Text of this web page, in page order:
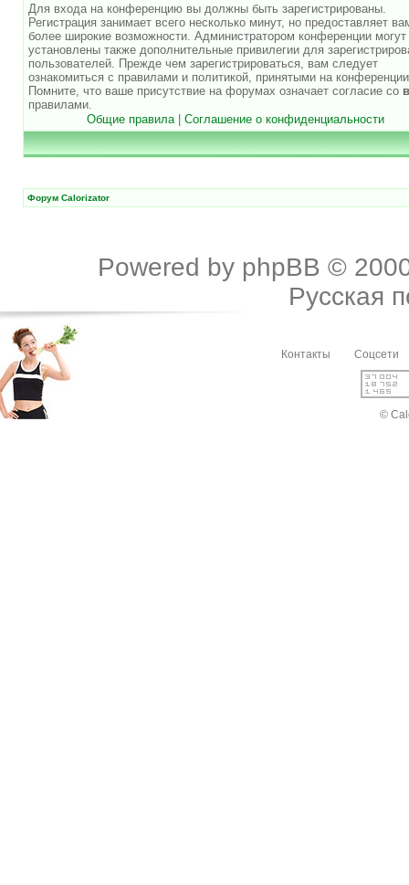
Для входа на конференцию вы должны быть зарегистрированы.
Регистрация занимает всего несколько минут, но предоставляет
более широкие возможности. Администратором конференции
установлены также дополнительные привилегии для
пользователей. Прежде чем зарегистрироваться, вам следует
ознакомиться с правилами и политикой, принятыми на
Помните, что ваше присутствие на форумах означает согласие со
правилами.
Общие правила| Соглашение о конфиденциальности
Форум Calorizator
Powered by phpBB ©
Русская
Контакты Соцсети
©